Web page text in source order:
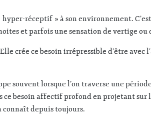
réceptif » à son environnement.
et parfois une sensation de vertige ou
crée ce besoin irrépressible d’être avec
souvent lorsque l’on traverse une
ce besoin affectif profond en projetant
connaît depuis toujours.